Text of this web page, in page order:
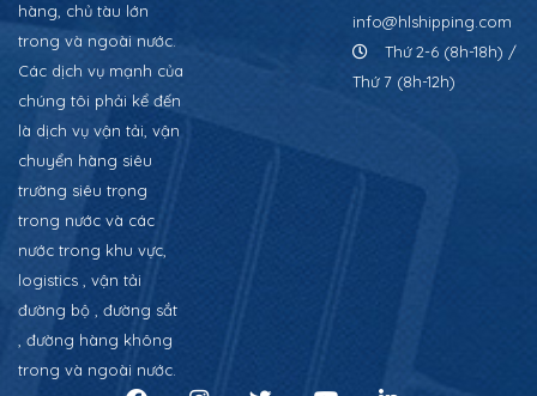
hàng, chủ tàu lớn
trong và ngoài nước.
Các dịch vụ mạnh của
chúng tôi phải kể đến
là dịch vụ vận tải, vận
chuyển hàng siêu
trường siêu trọng
trong nước và các
nước trong khu vực,
logistics , vận tải
đường bộ , đường sắt
, đường hàng không
trong và ngoài nước.
info@hlshipping.com
Thứ 2-6 (8h-18h) /
Thứ 7 (8h-12h)